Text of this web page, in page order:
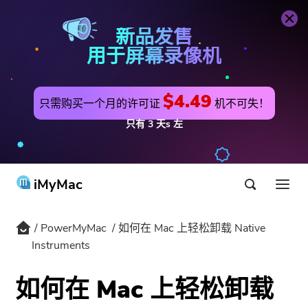
新品发售
用于屏幕录像机
只需购买一个月的许可证$4.49 机不可失！
只有3 天s左
iMyMac
产品与解决方案
最热支持
PowerMyMac
PowerMyMac
如何在 Mac 上轻松卸载 Native
Instruments
如何在 Mac 上轻松卸载